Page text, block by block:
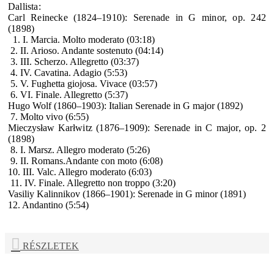
Dallista:
Carl Reinecke(1824–1910): Serenade in G minor, op. 242
(1898)
1. I. Marcia. Molto moderato (03:18)
2. II. Arioso. Andante sostenuto (04:14)
3. III. Scherzo. Allegretto (03:37)
4. IV. Cavatina. Adagio (5:53)
5. V. Fughetta giojosa. Vivace (03:57)
6. VI. Finale. Allegretto (5:37)
Hugo Wolf(1860–1903): Italian Serenade in G major (1892)
7. Molto vivo (6:55)
Mieczysław Karłwitz (1876–1909): Serenade in C major, op. 2
(1898)
8. I. Marsz. Allegro moderato (5:26)
9. II. Romans.Andante con moto (6:08)
10. III. Valc. Allegro moderato (6:03)
11. IV. Finale. Allegretto non troppo (3:20)
Vasiliy Kalinnikov (1866–1901): Serenade in G minor (1891)
12. Andantino (5:54)
RÉSZLETEK